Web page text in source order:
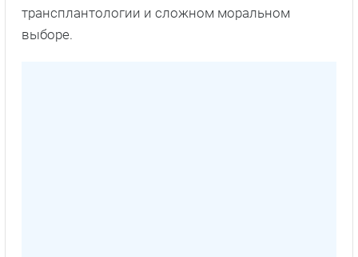
трансплантологии и сложном моральном
выборе.